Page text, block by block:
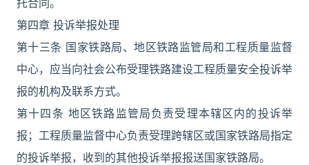
托合同。
第四章 投诉举报处理
第十三条 国家铁路局、地区铁路监管局和工程质量监督
中心，应当向社会公布受理铁路建设工程质量安全投诉举
报的机构及联系方式。
第十四条 地区铁路监管局负责受理本辖区内的投诉举
报；工程质量监督中心负责受理跨辖区或国家铁路局指定
的投诉举报，收到的其他投诉举报报送国家铁路局。